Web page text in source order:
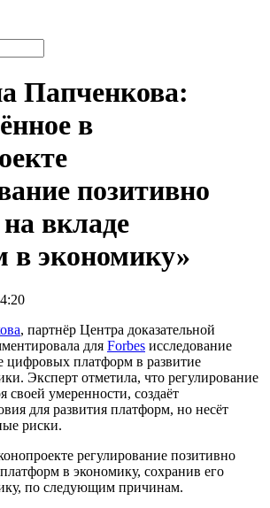
Папченкова:
в
позитивно
вкладе
в экономику»
, партнёр Центра доказательной
для Forbes исследование
платформ в развитие
Эксперт отметила, что регулирование
своей умеренности, создаёт
для развития платформ, но несёт
риски.
регулирование позитивно
в экономику, сохранив его
по следующим причинам.